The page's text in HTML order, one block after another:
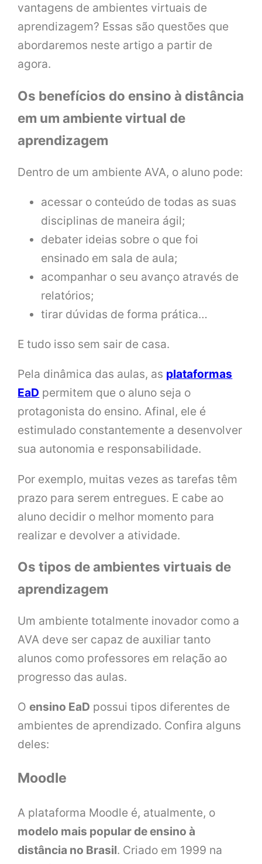
vantagens de ambientes virtuais de
aprendizagem? Essas são questões que
abordaremos neste artigo a partir de
agora.
Os benefícios do ensino à distância
em um ambiente virtual de
aprendizagem
Dentro de um ambiente AVA, o aluno pode:
acessar o conteúdo de todas as suas
disciplinas de maneira ágil;
debater ideias sobre o que foi
ensinado em sala de aula;
acompanhar o seu avanço através de
relatórios;
tirar dúvidas de forma prática…
E tudo isso sem sair de casa.
Pela dinâmica das aulas, as plataformas
EaD permitem que o aluno seja o
protagonista do ensino. Afinal, ele é
estimulado constantemente a desenvolver
sua autonomia e responsabilidade.
Por exemplo, muitas vezes as tarefas têm
prazo para serem entregues. E cabe ao
aluno decidir o melhor momento para
realizar e devolver a atividade.
Os tipos de ambientes virtuais de
aprendizagem
Um ambiente totalmente inovador como a
AVA deve ser capaz de auxiliar tanto
alunos como professores em relação ao
progresso das aulas.
Oensino EaD possui tipos diferentes de
ambientes de aprendizado. Confira alguns
deles:
Moodle
A plataforma Moodle é, atualmente, o
modelo mais popular de ensino à
distância no Brasil. Criado em 1999 na